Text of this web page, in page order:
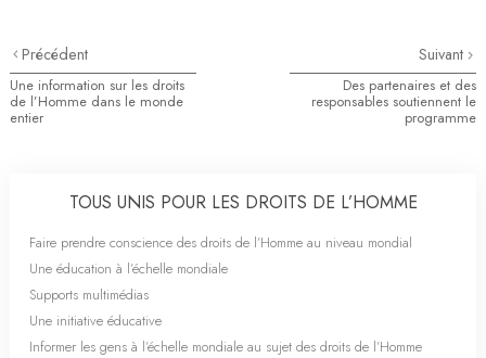
Précédent
Une information sur les droits
de l’Homme dans le monde
entier
Suivant
Des partenaires et des
responsables soutiennent le
programme
TOUS UNIS POUR LES DROITS DE L’HOMME
Faire prendre conscience des droits de l’Homme au niveau mondial
Une éducation à l’échelle mondiale
Supports multimédias
Une initiative éducative
Informer les gens à l’échelle mondiale au sujet des droits de l’Homme